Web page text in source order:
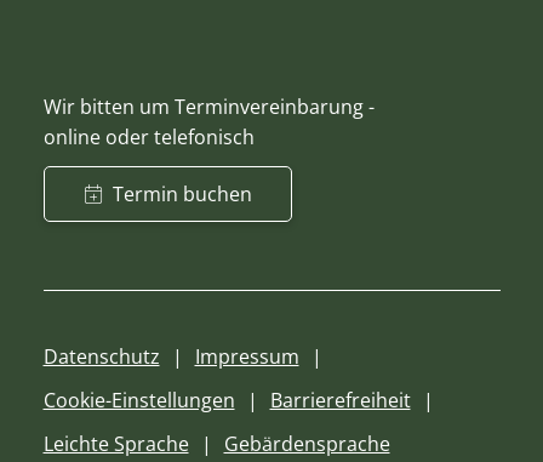
Wir bitten um Terminvereinbarung -
online oder telefonisch
Termin buchen
Datenschutz
Impressum
Cookie-Einstellungen
Barrierefreiheit
Leichte Sprache
Gebärdensprache